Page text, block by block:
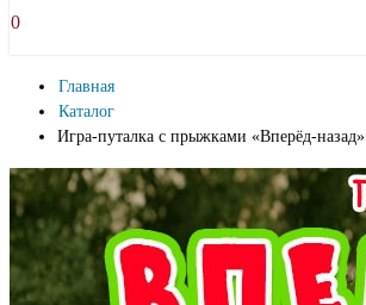
0
Главная
Каталог
Игра-путалка с прыжками «Вперёд-назад»